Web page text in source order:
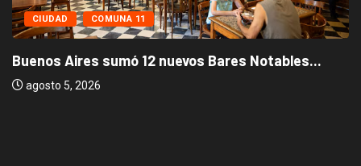
CIUDAD COMUNA 11
Buenos Aires sumó 12 nuevos Bares Notables...
agosto 5, 2026